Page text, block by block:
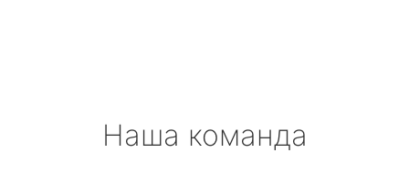
Наша команда